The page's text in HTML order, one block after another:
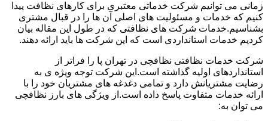
زمانی می توانیم شرکت خدماتی معتبری برای کارهای نظافت پیدا
کنیم که خدمات و مسئولیت های اصلی آن ها را در قبال مشتری
بشناسیم.خدمات شرکت های نظافتی که در طول این مقاله بیان
کردیم خدمات استانداردی است که این شرکت ها باید ارائه دهند.
شرکت خدمات نظافتی نظافچی در تهران پا را فراتر از
استانداردهای اولیه گذاشته است.این شرکت توجه ویژه ی به
رضایت مشتریانش دارد و تمامی دغدغه های مشتریان خود را با
ارائه خدمات متفاوت پاسخ داده است.از ویژگی های بارز نظافچی
می توان به: